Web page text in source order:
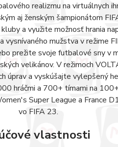
realizmu na virtuálnych
aj ženským šampionátom
a využite možnosť hrania
vysnívaného mužstva v
prežite svoje futbalové sny v
velikánov. V režimoch
úprav a vyskúšajte vylepšený
hráčmi a 700+ tímami na
Super League a France
vo FIFA 23.
vlastnosti